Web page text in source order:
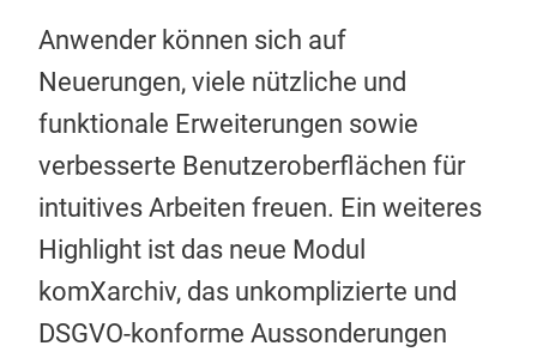
Anwender können sich auf
Neuerungen, viele nützliche und
funktionale Erweiterungen sowie
verbesserte Benutzeroberflächen für
intuitives Arbeiten freuen. Ein weiteres
Highlight ist das neue Modul
komXarchiv, das unkomplizierte und
DSGVO-konforme Aussonderungen